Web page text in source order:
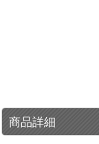
商品詳細